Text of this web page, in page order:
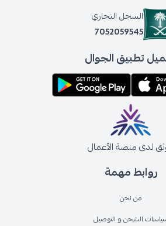
روابط مهمة
من نحن
الشحن و التوصيل
السجل التجاري
7052059545
تطبيق الجوال
لدى منصة الأعمال